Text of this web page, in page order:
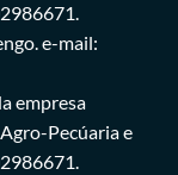
e-mail:
empresa
Pecúaria e